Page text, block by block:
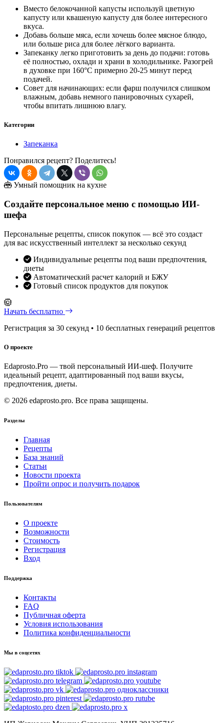
Вместо белокочанной капусты используй цветную
капусту или квашеную капусту для более интересного
вкуса.
Добавь больше мяса, если хочешь более мясное блюдо,
или больше риса для более лёгкого варианта.
Запеканку легко приготовить за день до подачи: готовь
её полностью, охлади и храни в холодильнике. Разогрей
в духовке при 160°C примерно 20-25 минут перед
подачей.
Совет для начинающих: если фарш получился слишком
влажным, добавь немного панировочных сухарей,
чтобы впитать лишнюю влагу.
Категории
Запеканка
Понравился рецепт? Поделитесь!
Умный помощник на кухне
Создайте персональное меню с помощью ИИ-
шефа
Персональные рецепты, список покупок — всё это создаст
для вас искусственный интеллект за несколько секунд
Индивидуальные рецепты под ваши предпочтения,
диеты
Автоматический расчет калорий и БЖУ
Готовый список продуктов для покупок
Начать бесплатно
Регистрация за 30 секунд • 10 бесплатных генераций рецептов
О проекте
Edaprosto.Pro — твой персональный ИИ-шеф. Получите
идеальный рецепт, адаптированный под ваши вкусы,
предпочтения, диеты.
© 2026 edaprosto.pro. Все права защищены.
Разделы
Главная
Рецепты
База знаний
Статьи
Новости проекта
Пройти опрос и получить подарок
Пользователям
О проекте
Возможности
Стоимость
Регистрация
Вход
Поддержка
Контакты
FAQ
Публичная оферта
Условия использования
Политика конфиденциальности
Мы в соцсетях